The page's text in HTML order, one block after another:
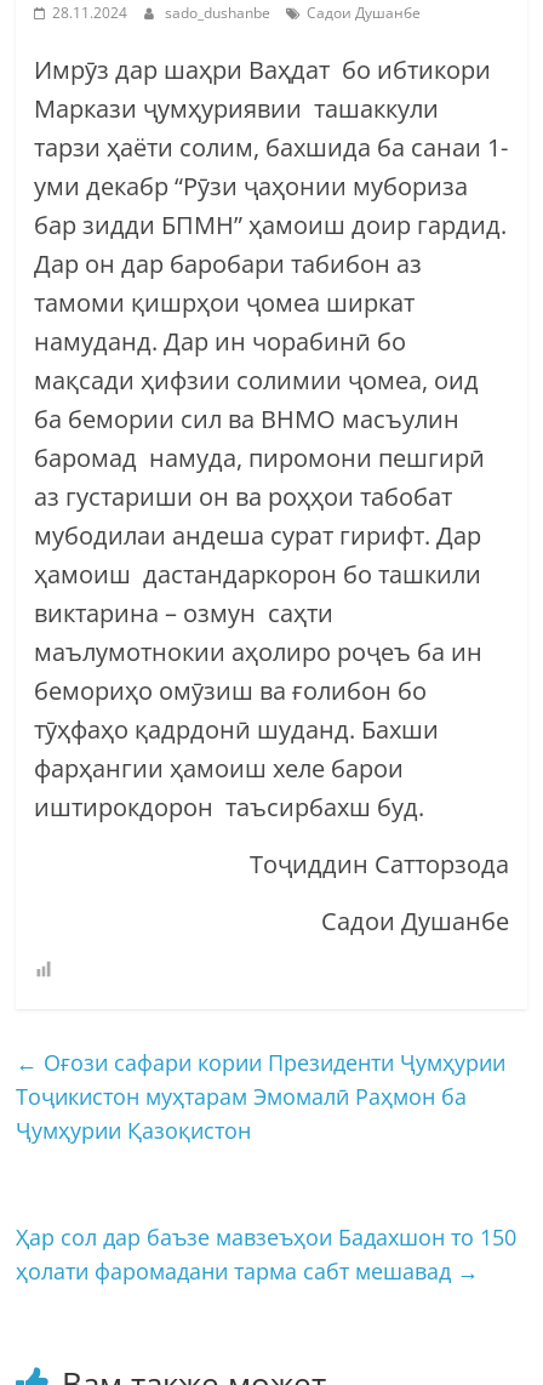
28.11.2024 sado_dushanbe Садои Душанбе
Имрӯз дар шаҳри Ваҳдат бо ибтикори
Маркази ҷумҳуриявии ташаккули
тарзи ҳаëти солим, бахшида ба санаи 1-
уми декабр “Рӯзи ҷаҳонии мубориза
бар зидди БПМН” ҳамоиш доир гардид.
Дар он дар баробари табибон аз
тамоми қишрҳои ҷомеа ширкат
намуданд. Дар ин чорабинӣ бо
мақсади ҳифзии солимии ҷомеа, оид
ба бемории сил ва ВНМО масъулин
баромад намуда, пиромони пешгирӣ
аз густариши он ва роҳҳои табобат
мубодилаи андеша сурат гирифт. Дар
ҳамоиш дастандаркорон бо ташкили
виктарина – озмун саҳти
маълумотнокии аҳолиро роҷеъ ба ин
бемориҳо омӯзиш ва ғолибон бо
тӯҳфаҳо қадрдонӣ шуданд. Бахши
фарҳангии ҳамоиш хеле барои
иштирокдорон таъсирбахш буд.
Тоҷиддин Сатторзода
Садои Душанбе
← Оғози сафари кории Президенти Ҷумҳурии
Тоҷикистон муҳтарам Эмомалӣ Раҳмон ба
Ҷумҳурии Қазоқистон
Ҳар сол дар баъзе мавзеъҳои Бадахшон то 150
ҳолати фаромадани тарма сабт мешавад →